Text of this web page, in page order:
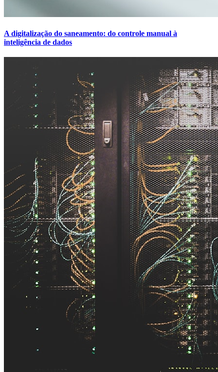
A digitalização do saneamento: do controle manual à
inteligência de dados